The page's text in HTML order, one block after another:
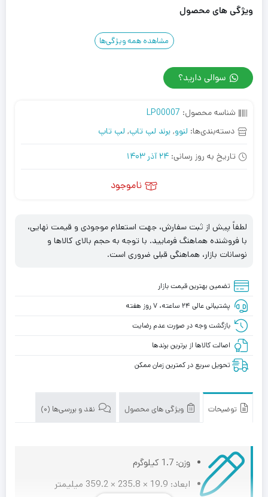
ویژگی های محصول
مشاهده همه ویژگی‌ها
سوالی دارید؟
شناسه محصول: LP00007
دسته‌بندی‌ها: لنوو, برند لپ تاپ, لپ تاپ
تاریخ به روز رسانی: 24 آذر 1403
ناموجود
لطفاً پیش از ثبت سفارش، جهت استعلام موجودی و قیمت نهایی،
با فروشنده هماهنگ فرمایید. با توجه به حجم بالای کالاها و
نوسانات بازار، هماهنگی قبلی ضروری است.
تضمین بهترین قیمت بازار
پشتیبانی عالی ۲۴ ساعته، ۷ روز هفته
بازگشت وجه در صورت عدم رضایت
اصالت کالاها از برترین برندها
تحویل سریع در کمترین زمان ممکن
توضیحات ویژگی های محصول نقد و بررسی‌ها (0)
وزن: 1.7 کیلوگرم
ابعاد: 19.9 × 235.8 × 359.2 میلیمتر